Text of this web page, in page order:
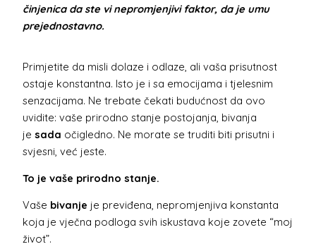
činjenica da ste vi nepromjenjivi faktor, da je umu
prejednostavno.
Primjetite da misli dolaze i odlaze, ali vaša prisutnost
ostaje konstantna. Isto je i sa emocijama i tjelesnim
senzacijama. Ne trebate čekati budućnost da ovo
uvidite: vaše prirodno stanje postojanja, bivanja
jesada očigledno. Ne morate se truditi biti prisutni i
svjesni, već jeste.
To je vaše prirodno stanje.
Vaše bivanje je previđena, nepromjenjiva konstanta
koja je vječna podloga svih iskustava koje zovete “moj
život”.